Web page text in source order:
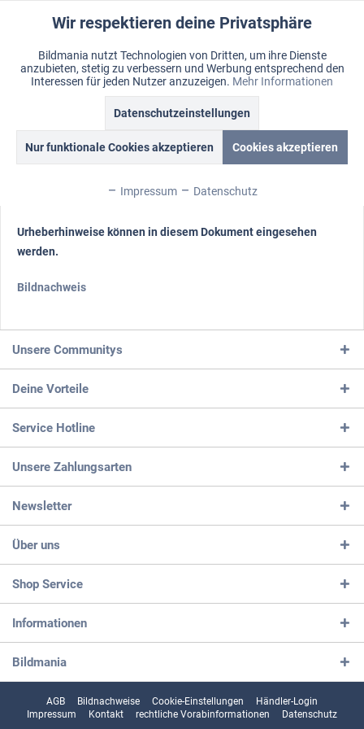
Warenkorb
Merkzettel Mein Konto
Menü
Bildnachweise
Das Urheberrecht der genutzten Fotos bleibt beim Urheber:
Urheberhinweise können in diesem Dokument eingesehen
werden.
Bildnachweis
Unsere Communitys
Deine Vorteile
Service Hotline
Unsere Zahlungsarten
Newsletter
Über uns
Shop Service
Informationen
Bildmania
AGB Bildnachweise Cookie-Einstellungen
Händler-Login
Impressum
Kontakt rechtliche Vorabinformationen Datenschutz
Funktionale Aktiv
Marketing Inaktiv
Inaktiv
Wir respektieren deine Privatsphäre
Bildmania nutzt Technologien von Dritten, um ihre Dienste
anzubieten, stetig zu verbessern und Werbung entsprechend den
Interessen für jeden Nutzer anzuzeigen. Mehr Informationen
Datenschutzeinstellungen
Nur funktionale Cookies akzeptieren Cookies akzeptieren
Impressum Datenschutz